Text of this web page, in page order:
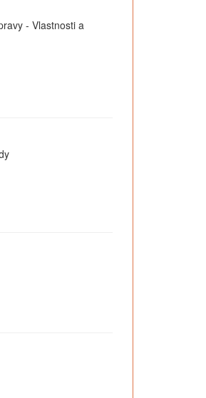
- Vlastnosti a